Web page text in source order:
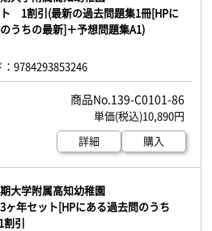
1割引(最新の過去問題集1冊[HPに
うちの最新]＋予想問題集A1)
9784293853246
139-C0101-86
10,890円
詳細
購入
大学附属高知幼稚園
ヶ年セット[HPにある過去問のうち
引